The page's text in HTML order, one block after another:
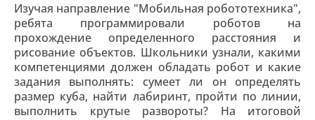
Изучая направление "Мобильная робототехника",
ребята программировали роботов на
прохождение определенного расстояния и
рисование объектов. Школьники узнали, какими
компетенциями должен обладать робот и какие
задания выполнять: сумеет ли он определять
размер куба, найти лабиринт, пройти по линии,
выполнить крутые развороты? На итоговой